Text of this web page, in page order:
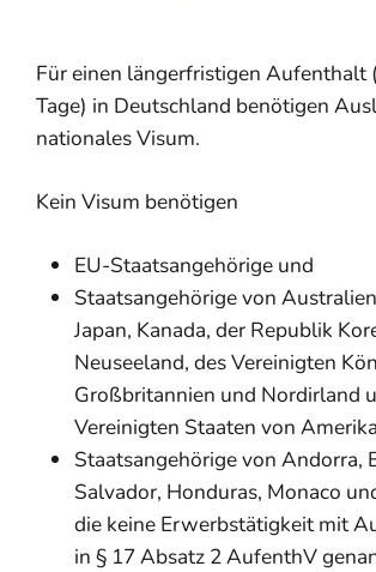
Für einen längerfristigen Aufenthalt
Tage) in Deutschland benötigen
nationales Visum.
Kein Visum benötigen
EU-Staatsangehörige und
Staatsangehörige von
Japan, Kanada, der Republik
Neuseeland, des Vereinigten
Großbritannien und Nordirland
Vereinigten Staaten von
Staatsangehörige von Andorra,
Salvador, Honduras, Monaco
die keine Erwerbstätigkeit mit
in § 17 Absatz 2 AufenthV